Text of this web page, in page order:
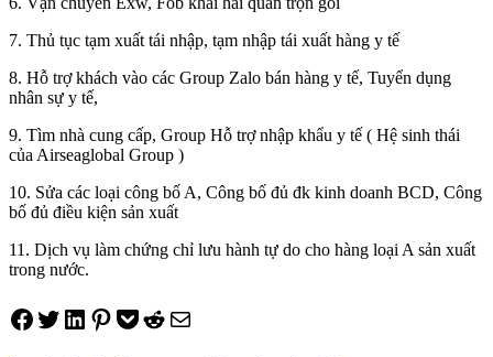
7. Thủ tục tạm xuất tái nhập, tạm nhập tái xuất hàng y tế
8. Hỗ trợ khách vào các Group Zalo bán hàng y tế, Tuyển dụng
nhân sự y tế,
9. Tìm nhà cung cấp, Group Hỗ trợ nhập khẩu y tế ( Hệ sinh thái
của Airseaglobal Group )
10. Sửa các loại công bố A, Công bố đủ đk kinh doanh BCD, Công
bố đủ điều kiện sản xuất
11. Dịch vụ làm chứng chỉ lưu hành tự do cho hàng loại A sản xuất
trong nước.
Share on Facebook
Tweet on Twitter
Share on LinkedIn
Pin on Pinterest
Save to pocket
Share on Reddit
Share via Email